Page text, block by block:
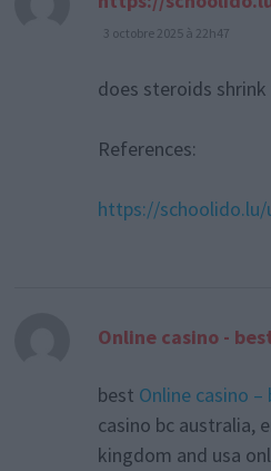
dit :
3 octobre 2025 à 22h47
does steroids shrink
References:
https://
Online casino -
best Online casino –
casino bc australia,
kingdom and usa